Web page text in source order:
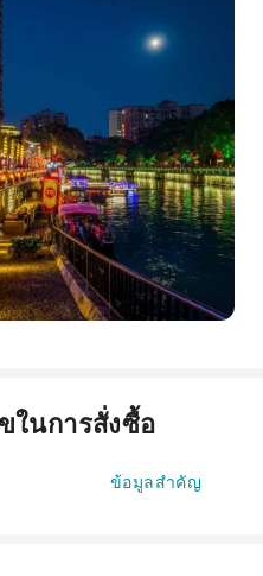
ในการสั่งซื้อ
ข้อมูลสำคัญ